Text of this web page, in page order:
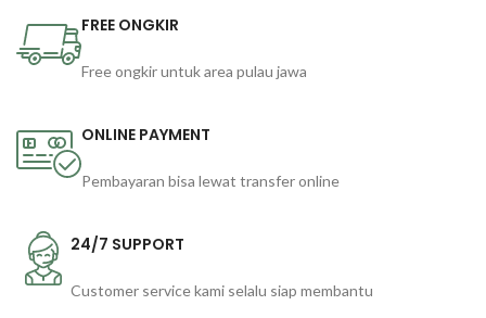
FREE ONGKIR
Free ongkir untuk area pulau jawa
ONLINE PAYMENT
Pembayaran bisa lewat transfer online
24/7 SUPPORT
Customer service kami selalu siap membantu